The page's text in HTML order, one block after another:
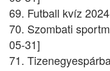
69. Futball kvíz
70. Szombati
05-31]
71.